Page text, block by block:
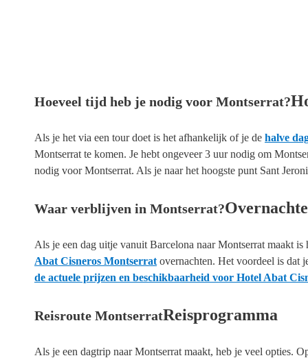
Hoeveel tijd heb je nodig voor Montserrat?
Als je het via een tour doet is het afhankelijk of je de halve
Montserrat te komen. Je hebt ongeveer 3 uur nodig om
nodig voor Montserrat. Als je naar het hoogste punt Sant
Waar verblijven in Montserrat?
Als je een dag uitje vanuit Barcelona naar Montserrat maakt
Abat Cisneros Montserrat overnachten. Het voordeel is dat
de actuele prijzen en beschikbaarheid voor Hotel Abat
Reisroute MontserratReisprogramma
Als je een dagtrip naar Montserrat maakt, heb je veel opties.